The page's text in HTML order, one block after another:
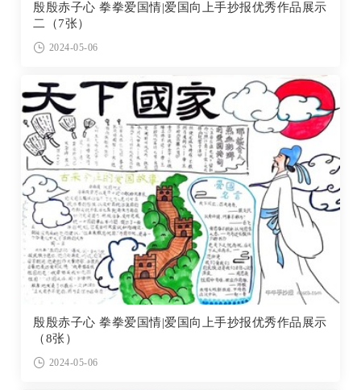
殷殷赤子心 拳拳爱国情|爱国向上手抄报优秀作品展示
二（7张）
2024-05-06
殷殷赤子心 拳拳爱国情|爱国向上手抄报优秀作品展示
（8张）
2024-05-06